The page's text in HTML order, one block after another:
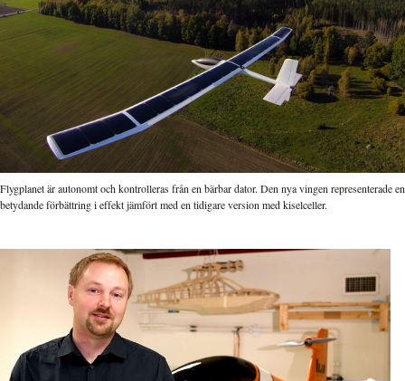
Flygplanet är autonomt och kontrolleras från en bärbar dator. Den nya vingen representerade en
betydande förbättring i effekt jämfört med en tidigare version med kiselceller.